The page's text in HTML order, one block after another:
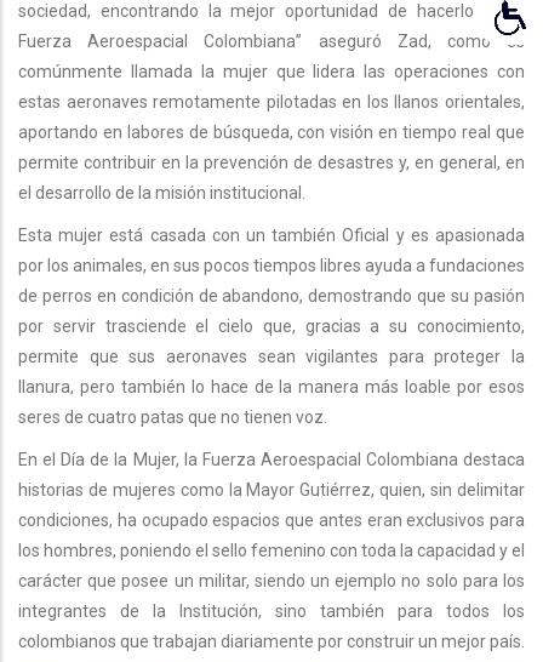
sociedad, encontrando la mejor oportunidad de hacerlo en la
Fuerza Aeroespacial Colombiana” aseguró Zad, como es
comúnmente llamada la mujer que lidera las operaciones con
estas aeronaves remotamente pilotadas en los llanos orientales,
aportando en labores de búsqueda, con visión en tiempo real que
permite contribuir en la prevención de desastres y, en general, en
el desarrollo de la misión institucional.
Esta mujer está casada con un también Oficial y es apasionada
por los animales, en sus pocos tiempos libres ayuda a fundaciones
de perros en condición de abandono, demostrando que su pasión
por servir trasciende el cielo que, gracias a su conocimiento,
permite que sus aeronaves sean vigilantes para proteger la
llanura, pero también lo hace de la manera más loable por esos
seres de cuatro patas que no tienen voz.
En el Día de la Mujer, la Fuerza Aeroespacial Colombiana destaca
historias de mujeres como la Mayor Gutiérrez, quien, sin delimitar
condiciones, ha ocupado espacios que antes eran exclusivos para
los hombres, poniendo el sello femenino con toda la capacidad y el
carácter que posee un militar, siendo un ejemplo no solo para los
integrantes de la Institución, sino también para todos los
colombianos que trabajan diariamente por construir un mejor país.